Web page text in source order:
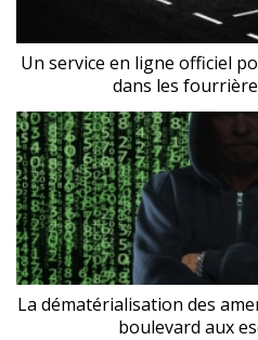
Un service en ligne officiel
dans les
La dématérialisation des
boulevard aux